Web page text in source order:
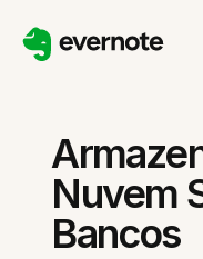
Nuvem
Bancos